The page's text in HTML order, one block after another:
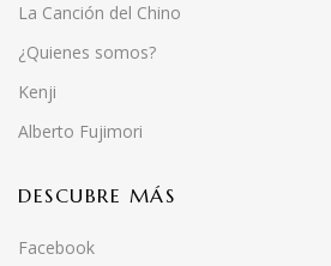
La Canción del Chino
¿Quienes somos?
Kenji
Alberto Fujimori
DESCUBRE MÁS
Facebook